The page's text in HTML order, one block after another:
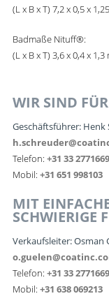
(L x B x T) 7,2 x 0,5 x
Badmaße Nituff®:
(L x B x T) 3,6 x 0,4 x 1,3
WIR SIND
Geschäftsführer: Henk
Telefon: +31 33 2771669
Mobil: +31 651 998103
MIT
SCHWIERIGE
Verkaufsleiter: Osman
Telefon: +31 33 2771669
Mobil: +31 638 069213